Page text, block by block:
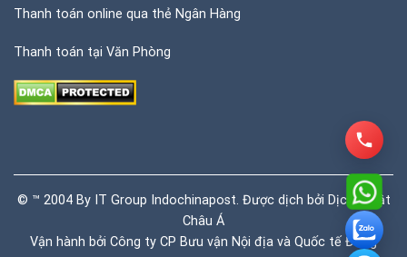
Thanh toán online qua thẻ Ngân Hàng
Thanh toán tại Văn Phòng
© ™ 2004 By IT Group Indochinapost. Được dịch bởi Dịch thuật
Châu Á
Vận hành bởi Công ty CP Bưu vận Nội địa và Quốc tế Đông